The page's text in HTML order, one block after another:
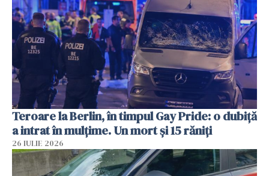
Teroare la Berlin, în timpul Gay Pride: o dubiță
a intrat în mulțime. Un mort și 15 răniți
26 IULIE 2026